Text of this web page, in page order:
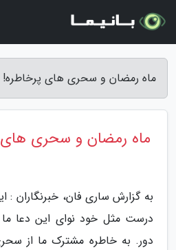
ماه رمضان و سحری های
ماه رمضان و سحری های
به گزارش ساری فان، خبرنگاران
درست مثل خود نوای این دعا
دور. به خاطره مشترک ما از